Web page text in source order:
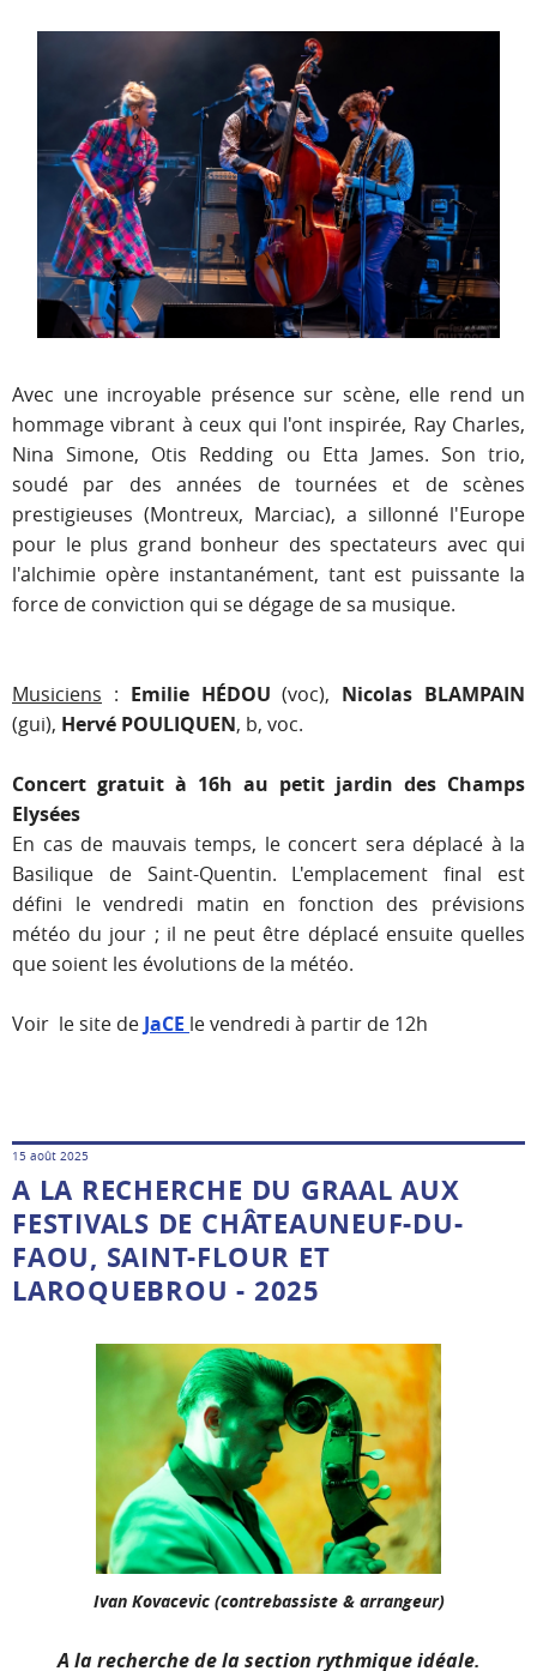
Avec une incroyable présence sur scène, elle rend un
hommage vibrant à ceux qui l'ont inspirée, Ray Charles,
Nina Simone, Otis Redding ou Etta James. Son trio,
soudé par des années de tournées et de scènes
prestigieuses (Montreux, Marciac), a sillonné l'Europe
pour le plus grand bonheur des spectateurs avec qui
l'alchimie opère instantanément, tant est puissante la
force de conviction qui se dégage de sa musique.
Musiciens : Emilie HÉDOU (voc), Nicolas BLAMPAIN
(gui), Hervé POULIQUEN, b, voc.
Concert gratuit à 16h au petit jardin des Champs
Elysées
En cas de mauvais temps, le concert sera déplacé à la
Basilique de Saint-Quentin. L'emplacement final est
défini le vendredi matin en fonction des prévisions
météo du jour ; il ne peut être déplacé ensuite quelles
que soient les évolutions de la météo.
Voir le site de JaCE le vendredi à partir de 12h
15 août 2025
A LA RECHERCHE DU GRAAL AUX
FESTIVALS DE CHÂTEAUNEUF-DU-
FAOU, SAINT-FLOUR ET
LAROQUEBROU - 2025
Ivan Kovacevic (contrebassiste & arrangeur)
A la recherche de la section rythmique idéale.